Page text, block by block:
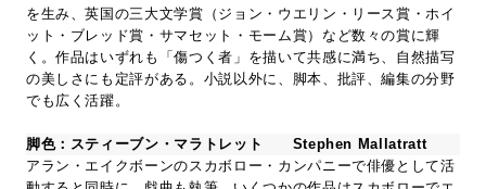
を生み、英国の三大文学賞（ジョン・ウエリン・リース賞・ホイ
ット・ブレッド賞・サマセット・モーム賞）など数々の賞に輝
く。作品はいずれも「傷つく者」を描いて共感に満ち、自然描写
の美しさにも定評がある。小説以外に、脚本、批評、編集の分野
でも広く活躍。
脚色：スティーブン・マラトレット Stephen Mallatratt
アラン・エイクボーンのスカボロー・カンパニーで俳優として活